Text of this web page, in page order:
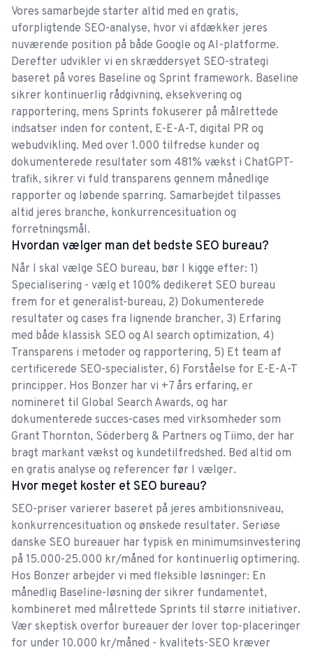
uheldigt, da vi mere eller mindre mistede vores
tilstedeværelse på Google. Vi rakte derfor ud til
Bonzer. Gennem de efterfølgende 8 måneder har
de formået at løfte os tilbage til tidligere
niveauer og endnu højere op i søgeresultaterne.
Værd at fremhæve er især den gode dialog,
løbende opfølgning- og forventningsafstemning
mellem os og teamet ledt an af Cecilie. Jeg har
udelukkende oplevet et bureau som har været
indstillet på at være fleksible, være dialogsøgende
og stået til rådighed, når jeg har haft spørgsmål.
Kort sagt: En klar anbefaling til Bonzer!
Mads Hoffmann
Kæmpe hjælp når man har travlt med anden
marketing
Når man er i tvivl er Google som regel det første
sted folk søger hen, og her er det så vigtigt at
ligge i toppen. Heldigvis er det noget Bonzer har
fornuftigt med SEO på en måde så teksterne
stadig er i øjenhøjde og ikke føles "kunstige".
Dertil har de hjulpet os op på de første sider på
Google på forskellige vigtige søgeord. Bonzer er
meget opmærksomme og hurtige til at sige til,
hvis der er noget der skal ændres på bl.a. ens
hjemmeside, hvilket er meget værdifuldt når man
selv har travlt med drift og anden content
creation.
Sasha Scherg
10 ud af 10
Rygterne går på at Bonzer er de bedste i
Danmark. Og nu, efter at have benyttet os af dem
i en længere periode, så kan jeg kun bekræfte det.
10 ud af 10.
Tobias Nielsen
Meget høj ekspertise
Bonzer er vores faste samarbejdspartner på SEO.
Konkurrencen er stor på mange af vores
Vores samarbejde starter altid med en gratis,
uforpligtende SEO-analyse, hvor vi afdækker jeres
nuværende position på både Google og AI-platforme.
Derefter udvikler vi en skræddersyet SEO-strategi
baseret på vores Baseline og Sprint framework. Baseline
sikrer kontinuerlig rådgivning, eksekvering og
rapportering, mens Sprints fokuserer på målrettede
indsatser inden for content, E-E-A-T, digital PR og
webudvikling. Med over 1.000 tilfredse kunder og
dokumenterede resultater som 481% vækst i ChatGPT-
trafik, sikrer vi fuld transparens gennem månedlige
rapporter og løbende sparring. Samarbejdet tilpasses
altid jeres branche, konkurrencesituation og
forretningsmål.
Hvordan vælger man det bedste SEO bureau?
Når I skal vælge SEO bureau, bør I kigge efter: 1)
Specialisering - vælg et 100% dedikeret SEO bureau
frem for et generalist-bureau, 2) Dokumenterede
resultater og cases fra lignende brancher, 3) Erfaring
med både klassisk SEO og AI search optimization, 4)
Transparens i metoder og rapportering, 5) Et team af
certificerede SEO-specialister, 6) Forståelse for E-E-A-T
principper. Hos Bonzer har vi +7 års erfaring, er
nomineret til Global Search Awards, og har
dokumenterede succes-cases med virksomheder som
Grant Thornton, Söderberg & Partners og Tiimo, der har
bragt markant vækst og kundetilfredshed. Bed altid om
en gratis analyse og referencer før I vælger.
Hvor meget koster et SEO bureau?
SEO-priser varierer baseret på jeres ambitionsniveau,
konkurrencesituation og ønskede resultater. Seriøse
danske SEO bureauer har typisk en minimumsinvestering
på 15.000-25.000 kr/måned for kontinuerlig optimering.
Hos Bonzer arbejder vi med fleksible løsninger: En
månedlig Baseline-løsning der sikrer fundamentet,
kombineret med målrettede Sprints til større initiativer.
Vær skeptisk overfor bureauer der lover top-placeringer
for under 10.000 kr/måned - kvalitets-SEO kræver